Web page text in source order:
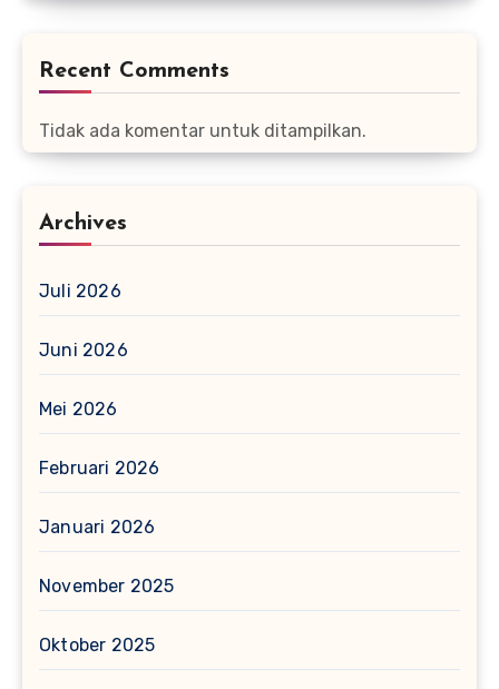
Recent Comments
Tidak ada komentar untuk ditampilkan.
Archives
Juli 2026
Juni 2026
Mei 2026
Februari 2026
Januari 2026
November 2025
Oktober 2025